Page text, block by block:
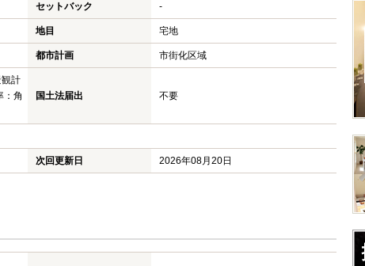
セットバック -
地目 宅地
都市計画 市街化区域
計
：角
国土法届出 不要
次回更新日
2026年08月20日